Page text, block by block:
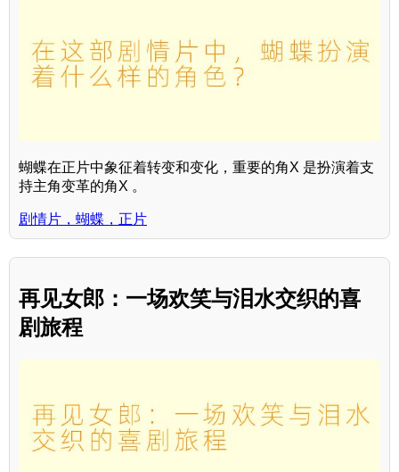
蝴蝶在正片中象征着转变和变化，重要的角X 是扮演着支
持主角变革的角X 。
剧情片，蝴蝶，正片
再见女郎：一场欢笑与泪水交织的喜
剧旅程